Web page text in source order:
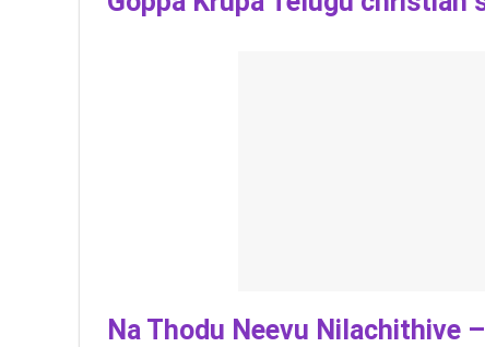
Na Thodu Neevu